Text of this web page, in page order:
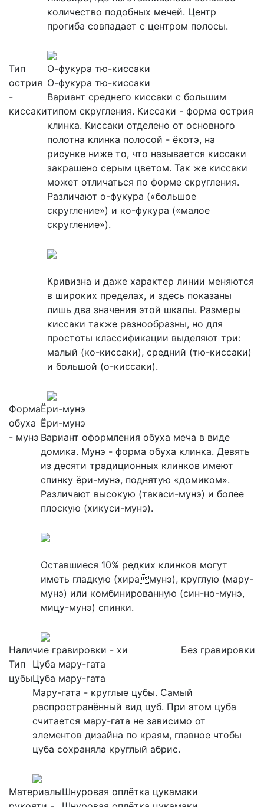
количество подобных мечей. Центр
прогиба совпадает с центром полосы.
Тип
острия
-
киссаки
О-фукура тю-киссаки
О-фукура тю-киссаки
Вариант среднего киссаки с большим
типом скругления. Киссаки - форма острия
клинка. Киссаки отделено от основного
полотна клинка полосой - ёкотэ, на
рисунке ниже то, что называется киссаки
закрашено серым цветом. Так же киссаки
может отличаться по форме скругления.
Различают о-фукура («большое
скругление») и ко-фукура («малое
скругление»).
Кривизна и даже характер линии меняются
в широких пределах, и здесь показаны
лишь два значения этой шкалы. Размеры
киссаки также разнообразны, но для
простоты классификации выделяют три:
малый (ко-киссаки), средний (тю-киссаки)
и большой (о-киссаки).
Форма
обуха
- мунэ
Ёри-мунэ
Ёри-мунэ
Вариант оформления обуха меча в виде
домика. Мунэ - форма обуха клинка. Девять
из десяти традиционных клинков имеют
спинку ёри-мунэ, поднятую «домиком».
Различают высокую (такаси-мунэ) и более
плоскую (хикуси-мунэ).
Оставшиеся 10% редких клинков могут
иметь гладкую (хирамунэ), круглую (мару-
мунэ) или комбинированную (син-но-мунэ,
мицу-мунэ) спинки.
Наличие гравировки - хи
Без гравировки
Тип
цубы
Цуба мару-гата
Цуба мару-гата
Мару-гата - круглые цубы. Самый
распространённый вид цуб. При этом цуба
считается мару-гата не зависимо от
элементов дизайна по краям, главное чтобы
цуба сохраняла круглый абрис.
МатериалыШнуровая оплётка цукамаки